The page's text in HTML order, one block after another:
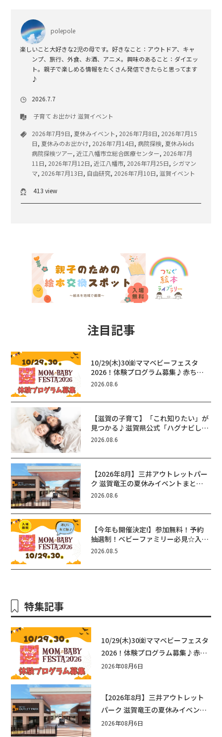
polepole
楽しいこと大好きな2児の母です。好きなこと：アウトドア、キャ
ンプ、旅行、外食、お酒、アニメ。興味のあること：ダイエッ
ト。親子で楽しめる情報をたくさん発信できたらと思ってます
♪
2026.7.7
子育て お出かけ 滋賀イベント
2026年7月9日, 夏休みイベント, 2026年7月8日, 2026年7月15
日, 夏休みのお出かけ, 2026年7月14日,病院探検, 夏休みkids
病院探検ツアー,近江八幡市立総合医療センター, 2026年7月
11日, 2026年7月12日,近江八幡市, 2026年7月25日, シガマン
マ, 2026年7月13日, 自由研究, 2026年7月10日,滋賀イベント
413 view
注目記事
10/29(木)30㈮ママベビーフェスタ
2026！体験プログラム募集♪赤ちゃ
ん向けイベントに出演しませんか？
2026.08.6
【滋賀の子育て】「これ知りたい」が
見つかる♪滋賀県公式「ハグナビし
が」使ってる？おでかけ・制度・子育
2026.08.6
【2026年8月】三井アウトレットパー
ク 滋賀竜王の夏休みイベントまと
め！びしょぬれ水あそび・激辛グル
ん！
2026.08.6
【今年も開催決定!】参加無料！予約
抽選制！ベビーファミリー必見☆入場
無料☆10/29(木)30(金)ママベビーフ
エリ守山
2026.08.5
特集記事
10/29(木)30㈮ママベビーフェスタ
2026！体験プログラム募集♪赤ち
ゃん向けイベントに出演しません
2026年08月6日
【2026年8月】三井アウトレット
パーク 滋賀竜王の夏休みイベント
まとめ！びしょぬれ水あそび・激
2026年08月6日